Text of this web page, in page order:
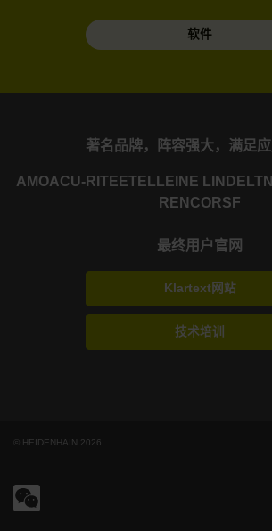
软件
著名品牌，阵容强大，满足
AMOACU-RITE ETEL LEINE LINDE LTN
RENCORSF
最终用户官网
Klartext网站
技术培训
© HEIDENHAIN 2026